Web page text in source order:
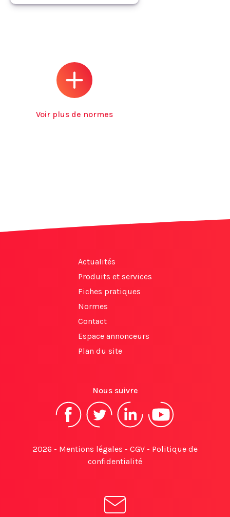
Voir plus de normes
Actualités
Produits et services
Fiches pratiques
Normes
Contact
Espace annonceurs
Plan du site
Nous suivre
2026 - Mentions légales - CGV- Politique de
confidentialité